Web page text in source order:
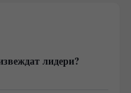
лидери?